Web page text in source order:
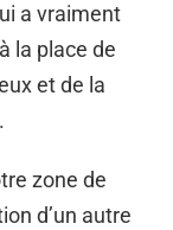
a vraiment
la place de
et de la
zone de
d’un autre